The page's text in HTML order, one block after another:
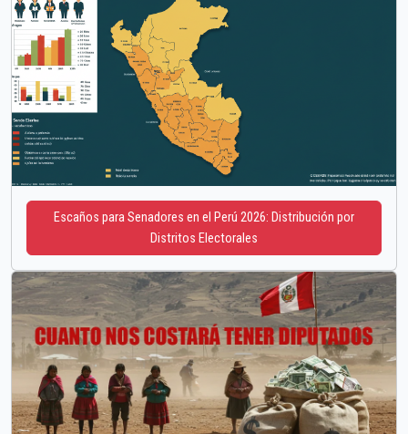
Escaños para Senadores en el Perú 2026: Distribución por
Distritos Electorales